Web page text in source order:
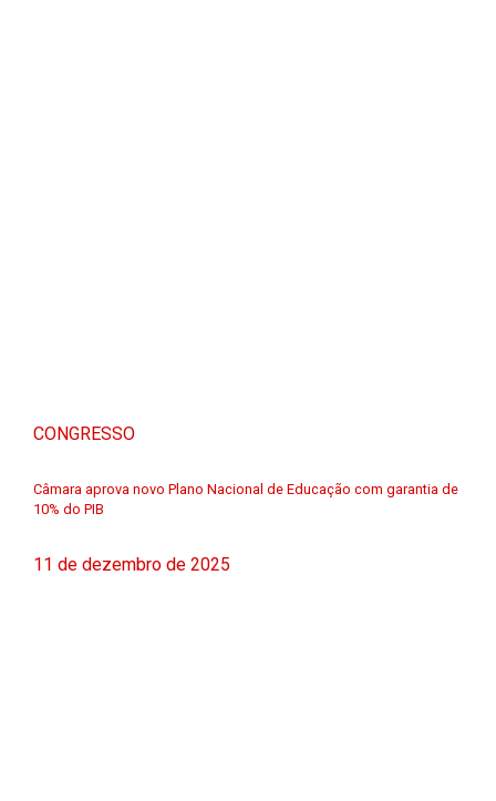
CONGRESSO
Câmara aprova novo Plano Nacional de Educação com garantia de
10% do PIB
11 de dezembro de 2025